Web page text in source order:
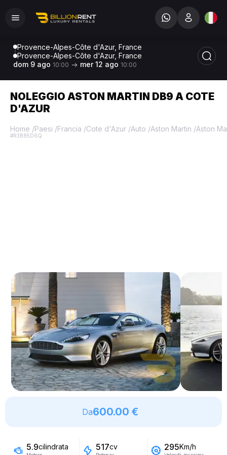
Provence-Alpes-Côte d'Azur, France
Provence-Alpes-Côte d'Azur, France
dom 9 ago 10:00 mer 12 ago 10:00
NOLEGGIO ASTON MARTIN DB9 A COTE
D'AZUR
Home /Paesi /Francia /Cote d'Azur /Auto /Aston Martin /Aston
#R3B85D6Q
Da600.00 €
5.9cilindrata 517cv 295Km/h